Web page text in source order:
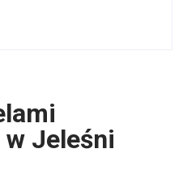
Jeleśni